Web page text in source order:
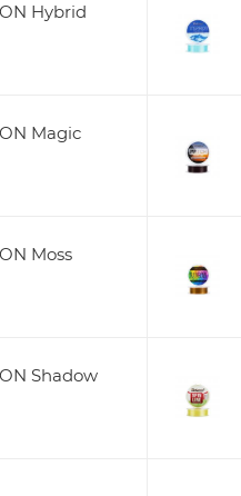
Hybrid
Magic
Moss
Shadow